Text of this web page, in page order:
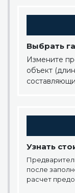
Выбрать
Измените
объект
Узнать
после
расчет